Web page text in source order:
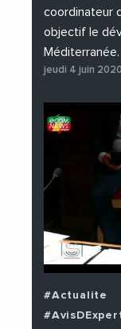
coordinateur
objectif le
Méditerranée.
jeudi 4 juin 2020
#Actualite